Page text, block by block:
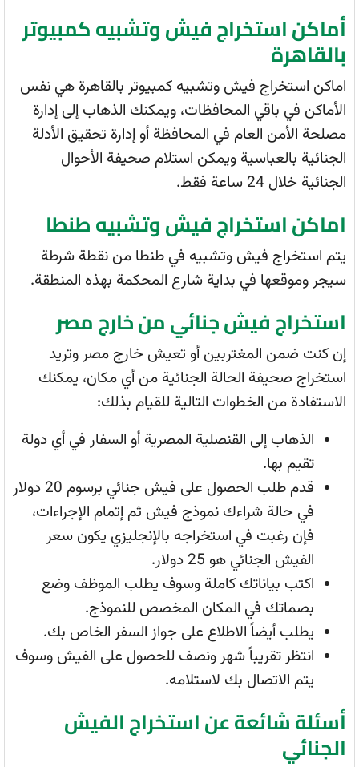
أماكن استخراج فيش وتشبيه كمبيوتر
بالقاهرة
اماكن استخراج فيش وتشبيه كمبيوتر بالقاهرة هي نفس
الأماكن في باقي المحافظات، ويمكنك الذهاب إلى إدارة
مصلحة الأمن العام في المحافظة أو إدارة تحقيق الأدلة
الجنائية بالعباسية ويمكن استلام صحيفة الأحوال
الجنائية خلال 24 ساعة فقط.
اماكن استخراج فيش وتشبيه طنطا
يتم استخراج فيش وتشبيه في طنطا من نقطة شرطة
سيجر وموقعها في بداية شارع المحكمة بهذه المنطقة.
استخراج فيش جنائي من خارج مصر
إن كنت ضمن المغتربين أو تعيش خارج مصر وتريد
استخراج صحيفة الحالة الجنائية من أي مكان، يمكنك
الاستفادة من الخطوات التالية للقيام بذلك:
الذهاب إلى القنصلية المصرية أو السفار في أي دولة
تقيم بها.
قدم طلب الحصول على فيش جنائي برسوم 20 دولار
في حالة شراءك نموذج فيش ثم إتمام الإجراءات،
فإن رغبت في استخراجه بالإنجليزي يكون سعر
الفيش الجنائي هو 25 دولار.
اكتب بياناتك كاملة وسوف يطلب الموظف وضع
بصماتك في المكان المخصص للنموذج.
يطلب أيضاً الاطلاع على جواز السفر الخاص بك.
انتظر تقريباً شهر ونصف للحصول على الفيش وسوف
يتم الاتصال بك لاستلامه.
أسئلة شائعة عن استخراج الفيش
الجنائي